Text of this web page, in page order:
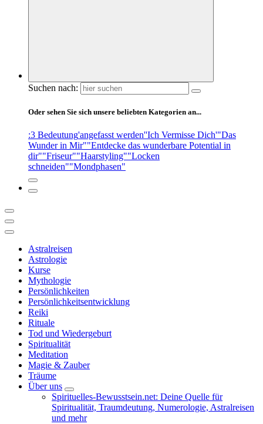
Suchen nach:
Oder sehen Sie sich unsere beliebten Kategorien an...
:3 Bedeutung'angefasst werden''Ich Vermisse Dich'"Das
Wunder in Mir""Entdecke das wunderbare Potential in
dir""Friseur""Haarstyling""Locken
schneiden""Mondphasen"
Astralreisen
Astrologie
Kurse
Mythologie
Persönlichkeiten
Persönlichkeitsentwicklung
Reiki
Rituale
Tod und Wiedergeburt
Spiritualität
Meditation
Magie & Zauber
Träume
Über uns
Spirituelles-Bewusstsein.net: Deine Quelle für
Spiritualität, Traumdeutung, Numerologie, Astralreisen
und mehr